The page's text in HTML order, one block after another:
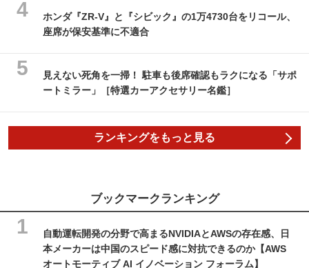
ホンダ『ZR-V』と『シビック』の1万4730台をリコール、
座席が保安基準に不適合
見えない死角を一掃！ 駐車も後席確認もラクになる「サポ
ートミラー」［特選カーアクセサリー名鑑］
ランキングをもっと見る
ブックマークランキング
自動運転開発の分野で高まるNVIDIAとAWSの存在感、日
本メーカーは中国のスピード感に対抗できるのか【AWS
オートモーティブ AI イノベーション フォーラム】